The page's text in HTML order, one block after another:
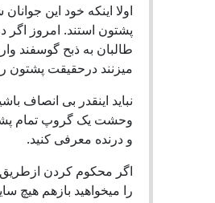
اولا اینکه خود این
پشتون استند. امروز اگر
طالبان به ذبح گوسفند
میزنند درحقیقت پشتون
نباید اینقدر بی انصاف
وحشت یک گروپ تمام
و درنده معرفی کنید.
اگر محکوم کردن ازطریق
را میخواهید بازهم هیچ